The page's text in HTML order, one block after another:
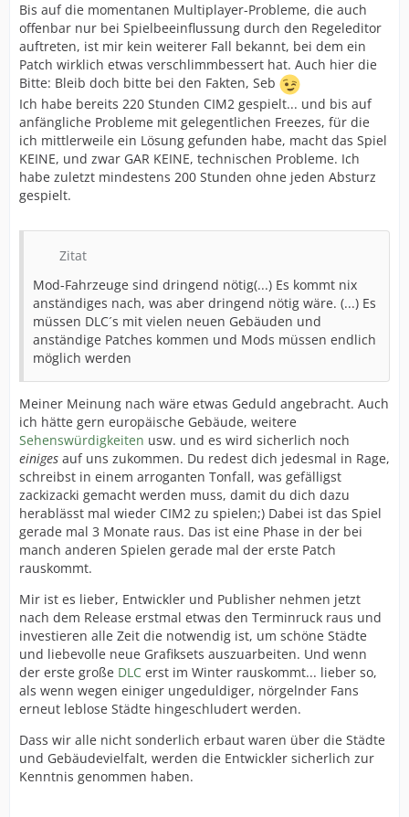
Bis auf die momentanen Multiplayer-Probleme, die auch
offenbar nur bei Spielbeeinflussung durch den Regeleditor
auftreten, ist mir kein weiterer Fall bekannt, bei dem ein
Patch wirklich etwas verschlimmbessert hat. Auch hier die
Bitte: Bleib doch bitte bei den Fakten, Seb
Ich habe bereits 220 Stunden CIM2 gespielt... und bis auf
anfängliche Probleme mit gelegentlichen Freezes, für die
ich mittlerweile ein Lösung gefunden habe, macht das Spiel
KEINE, und zwar GAR KEINE, technischen Probleme. Ich
habe zuletzt mindestens 200 Stunden ohne jeden Absturz
gespielt.
Zitat
Mod-Fahrzeuge sind dringend nötig(...) Es kommt nix
anständiges nach, was aber dringend nötig wäre. (...) Es
müssen DLC´s mit vielen neuen Gebäuden und
anständige Patches kommen und Mods müssen endlich
möglich werden
Meiner Meinung nach wäre etwas Geduld angebracht. Auch
ich hätte gern europäische Gebäude, weitere
Sehenswürdigkeiten usw. und es wird sicherlich noch
einiges auf uns zukommen. Du redest dich jedesmal in Rage,
schreibst in einem arroganten Tonfall, was gefälligst
zackizacki gemacht werden muss, damit du dich dazu
herablässt mal wieder CIM2 zu spielen;) Dabei ist das Spiel
gerade mal 3 Monate raus. Das ist eine Phase in der bei
manch anderen Spielen gerade mal der erste Patch
rauskommt.
Mir ist es lieber, Entwickler und Publisher nehmen jetzt
nach dem Release erstmal etwas den Terminruck raus und
investieren alle Zeit die notwendig ist, um schöne Städte
und liebevolle neue Grafiksets auszuarbeiten. Und wenn
der erste große DLC erst im Winter rauskommt... lieber so,
als wenn wegen einiger ungeduldiger, nörgelnder Fans
erneut leblose Städte hingeschludert werden.
Dass wir alle nicht sonderlich erbaut waren über die Städte
und Gebäudevielfalt, werden die Entwickler sicherlich zur
Kenntnis genommen haben.